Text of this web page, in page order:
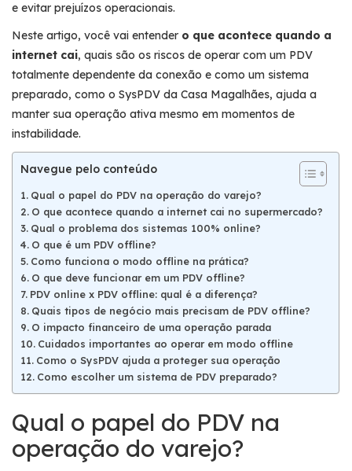
e evitar prejuízos operacionais.
Neste artigo, você vai entender o que acontece quando a
internet cai, quais são os riscos de operar com um PDV
totalmente dependente da conexão e como um sistema
preparado, como o SysPDV da Casa Magalhães, ajuda a
manter sua operação ativa mesmo em momentos de
instabilidade.
Navegue pelo conteúdo
Qual o papel do PDV na operação do varejo?
O que acontece quando a internet cai no supermercado?
Qual o problema dos sistemas 100% online?
O que é um PDV offline?
Como funciona o modo offline na prática?
O que deve funcionar em um PDV offline?
PDV online x PDV offline: qual é a diferença?
Quais tipos de negócio mais precisam de PDV offline?
O impacto financeiro de uma operação parada
Cuidados importantes ao operar em modo offline
Como o SysPDV ajuda a proteger sua operação
Como escolher um sistema de PDV preparado?
Qual o papel do PDV na
operação do varejo?